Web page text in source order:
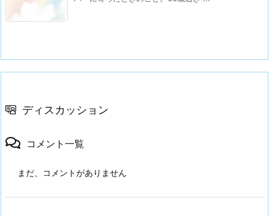
ディスカッション
コメント一覧
まだ、コメントがありません